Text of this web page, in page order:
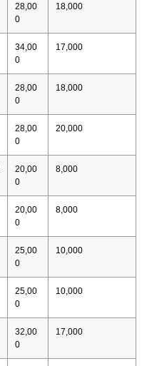
28,00
0
18,000
34,00
0
17,000
28,00
0
18,000
28,00
0
20,000
20,00
0
8,000
20,00
0
8,000
25,00
0
10,000
25,00
0
10,000
32,00
0
17,000